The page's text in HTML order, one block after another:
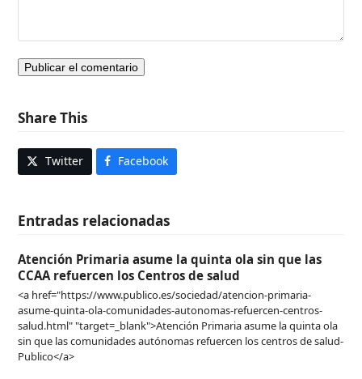
Share This
Twitter Facebook
Entradas relacionadas
Atención Primaria asume la quinta ola sin que las
CCAA refuercen los Centros de salud
<a href="https://www.publico.es/sociedad/atencion-primaria-
asume-quinta-ola-comunidades-autonomas-refuercen-centros-
salud.html" "target=_blank">Atención Primaria asume la quinta ola
sin que las comunidades autónomas refuercen los centros de salud-
Publico</a>